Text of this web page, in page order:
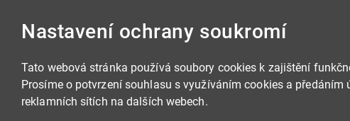
Sociální oblast
Stavby, nemovitosti
Veřejná správa
Veřejné zakázky
Nastavení ochrany soukromí
Tato webová stránka používá soubory cookies k zajištění
Prosíme o potvrzení souhlasu s využíváním cookies a
reklamních sítích na dalších webech.